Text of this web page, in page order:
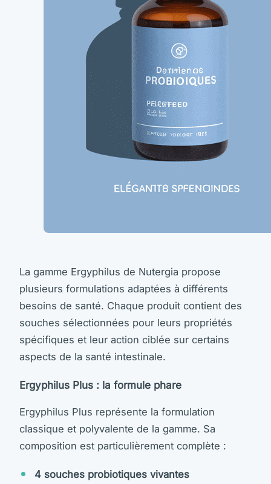
La gamme Ergyphilus de Nutergia propose
plusieurs formulations adaptées à différents
besoins de santé. Chaque produit contient des
souches sélectionnées pour leurs propriétés
spécifiques et leur action ciblée sur certains
aspects de la santé intestinale.
Ergyphilus Plus : la formule phare
Ergyphilus Plus représente la formulation
classique et polyvalente de la gamme. Sa
composition est particulièrement complète :
4 souches probiotiques vivantes